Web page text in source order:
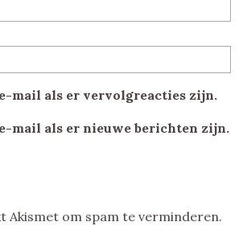
mail als er vervolgreacties zijn.
mail als er nieuwe berichten zijn.
Akismet om spam te verminderen.